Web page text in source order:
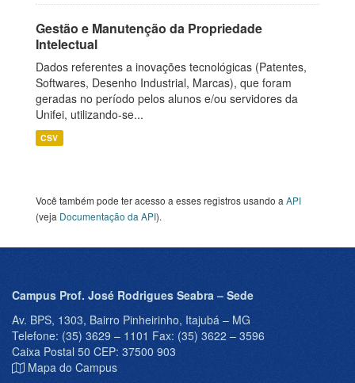
Gestão e Manutenção da Propriedade
Intelectual
Dados referentes a inovações tecnológicas (Patentes,
Softwares, Desenho Industrial, Marcas), que foram
geradas no período pelos alunos e/ou servidores da
Unifei, utilizando-se...
CSV
Você também pode ter acesso a esses registros usando a API
(veja Documentação da API).
Campus Prof. José Rodrigues Seabra – Sede
Av. BPS, 1303, Bairro Pinheirinho, Itajubá – MG
Telefone: (35) 3629 – 1101 Fax: (35) 3622 – 3596
Caixa Postal 50 CEP: 37500 903
Mapa do Campus